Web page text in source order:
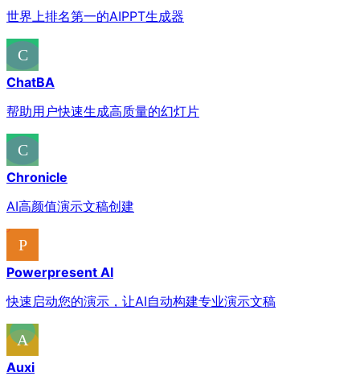
世界上排名第一的AIPPT生成器
ChatBA
帮助用户快速生成高质量的幻灯片
Chronicle
AI高颜值演示文稿创建
Powerpresent AI
快速启动您的演示，让AI自动构建专业演示文稿
Auxi